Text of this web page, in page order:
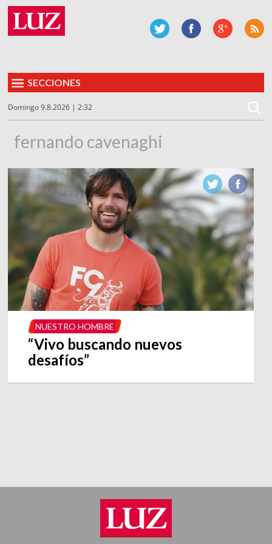
SECCIONES
Domingo 9.8.2026 | 2:32
fernando cavenaghi
NUESTRO HOMBRE
“Vivo buscando nuevos
desafíos”